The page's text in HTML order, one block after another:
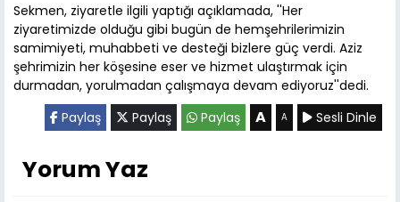
Sekmen, ziyaretle ilgili yaptığı açıklamada, ''Her
ziyaretimizde olduğu gibi bugün de hemşehrilerimizin
samimiyeti, muhabbeti ve desteği bizlere güç verdi. Aziz
şehrimizin her köşesine eser ve hizmet ulaştırmak için
durmadan, yorulmadan çalışmaya devam ediyoruz''dedi.
Paylaş
Paylaş Paylaş A A Sesli Dinle
Yorum Yaz